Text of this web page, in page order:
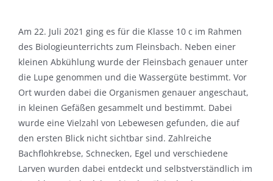
Am 22. Juli 2021 ging es für die Klasse 10 c im Rahmen
des Biologieunterrichts zum Fleinsbach. Neben einer
kleinen Abkühlung wurde der Fleinsbach genauer unter
die Lupe genommen und die Wassergüte bestimmt. Vor
Ort wurden dabei die Organismen genauer angeschaut,
in kleinen Gefäßen gesammelt und bestimmt. Dabei
wurde eine Vielzahl von Lebewesen gefunden, die auf
den ersten Blick nicht sichtbar sind. Zahlreiche
Bachflohkrebse, Schnecken, Egel und verschiedene
Larven wurden dabei entdeckt und selbstverständlich im